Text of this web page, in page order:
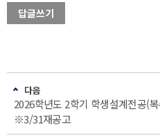
답글쓰기
다음
2026학년도 2학기 학생설계전공(
※3/31재공고